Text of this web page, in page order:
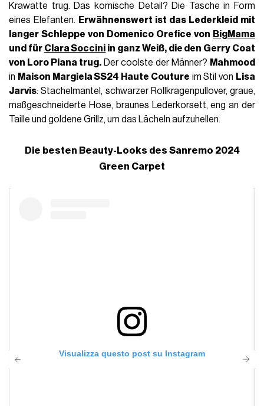
Krawatte trug. Das komische Detail? Die Tasche in Form
eines Elefanten. Erwähnenswert ist das Lederkleid mit
langer Schleppe von Domenico Orefice von BigMama
und für Clara Soccini in ganz Weiß, die den Gerry Coat
von Loro Piana trug. Der coolste der Männer? Mahmood
in Maison Margiela SS24 Haute Couture im Stil von Lisa
Jarvis: Stachelmantel, schwarzer Rollkragenpullover, graue,
maßgeschneiderte Hose, braunes Lederkorsett, eng an der
Taille und goldene Grillz, um das Lächeln aufzuhellen.
Die besten Beauty-Looks des Sanremo 2024
Green Carpet
Visualizza questo post su Instagram